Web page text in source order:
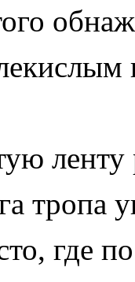
тропа
где